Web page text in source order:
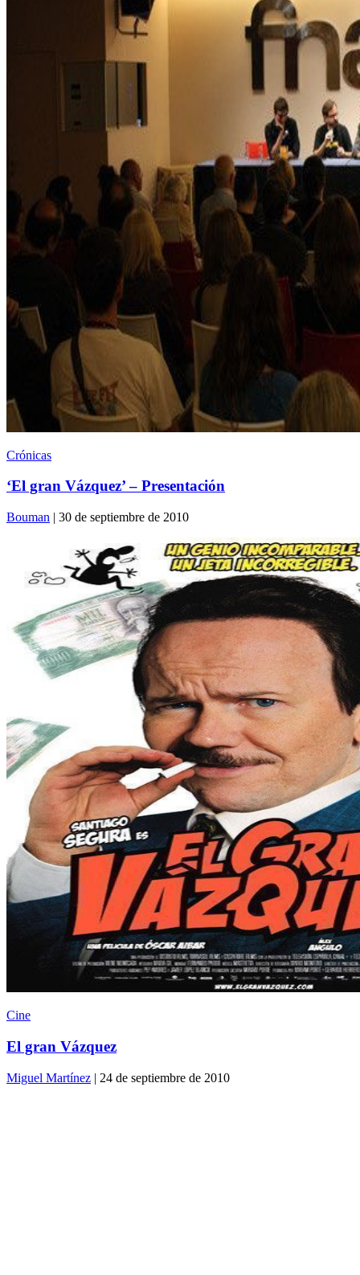
Crónicas
‘El gran Vázquez’ – Presentación
Bouman | 30 de septiembre de 2010
Cine
El gran Vázquez
Miguel Martínez | 24 de septiembre de 2010